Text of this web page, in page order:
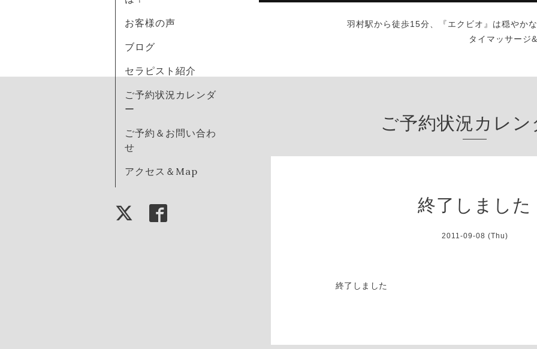
羽村駅から徒歩15分、『エクビオ』は穏やか
タイマッサージ
お客様の声
ブログ
セラピスト紹介
ご予約状況カレンダ
ー
ご予約＆お問い合わ
せ
アクセス＆Map
ご予約状況カレン
終了しました
2011-09-08 (Thu)
終了しました